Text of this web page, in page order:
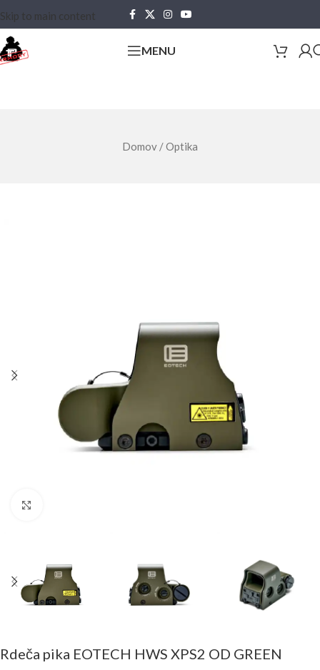
Skip to main content
MENU
Domov /Optika
Rdeča pika EOTECH HWS XPS2 OD GREEN